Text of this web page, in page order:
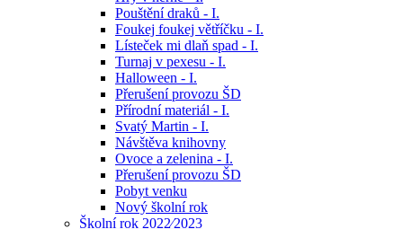
Pouštění draků - I.
Foukej foukej větříčku - I.
Lísteček mi dlaň spad - I.
Turnaj v pexesu - I.
Halloween - I.
Přerušení provozu ŠD
Přírodní materiál - I.
Svatý Martin - I.
Návštěva knihovny
Ovoce a zelenina - I.
Přerušení provozu ŠD
Pobyt venku
Nový školní rok
Školní rok 2022⁄2023